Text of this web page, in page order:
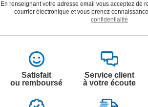
En renseignant votre adresse email vous acceptez de
courrier électronique et vous prenez
confidentialité
Satisfait
ou remboursé
Service client
à votre écoute